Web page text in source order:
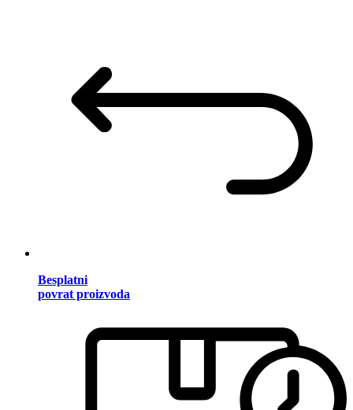
Besplatni
povrat proizvoda